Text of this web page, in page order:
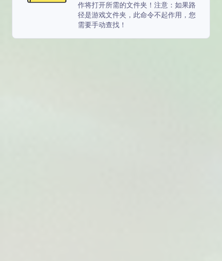
作将打开所需的文件夹！注意：如果路
径是游戏文件夹，此命令不起作用，您
需要手动查找！